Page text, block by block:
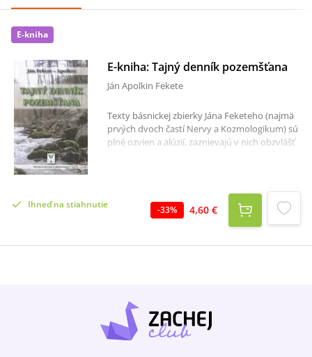
E-kniha
E-kniha: Tajný denník pozemšťana
Ján Apolkin Fekete
Texty básnickej zbierky Jána Feketeho (najmä
prvých dvoch častí Nervy a Kozmologikum) sú
plné ozvien a alúzií, zaznievajú v nich obzvlášť
pomerov, Feketeho vzbura nie je v podstate
ani vzburou, je výstražne vztýčeným prstom.
Básnik s vyše polstoročnou literárnou praxou
bez nároku na pevný tvar básne. Nešetrí
aj báseň v próze, miniatúry ba aj tvar haiku.
Časť Z knihy palindrómov je dokladom
predchádzajúcich náznakov šikovnosti,
zručnosti, bravúry, ktorú pozorný čitateľ v
Ihneď na stiahnutie -33% 4,60 €